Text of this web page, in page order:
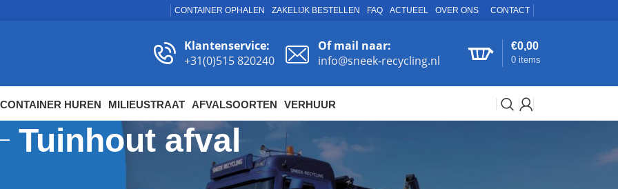
CONTAINER OPHALEN ZAKELIJK BESTELLEN FAQ ACTUEEL OVER ONS CONTACT
Klantenservice:
+31(0)515 820240
Of mail naar:
info@sneek-recycling.nl
0 items
€0,00
CONTAINER HUREN MILIEUSTRAAT AFVALSOORTEN VERHUUR
Tuinhout afval